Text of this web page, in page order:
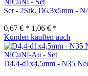
Set - 2Stk. D6,3x5mm -
0,67 € * 1,06 € *
Kunden kauften auch
D4,4-d1x4,5mm - N35